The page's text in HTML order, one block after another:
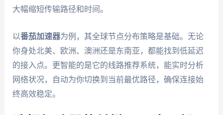
大幅缩短传输路径和时间。
以番茄加速器为例，其全球节点分布策略是基础。无论
你身处北美、欧洲、澳洲还是东南亚，都能找到低延迟
的接入点。更智能的是它的线路推荐系统，能实时分析
网络状况，自动为你切换到当前最优路径，确保连接始
终高效稳定。